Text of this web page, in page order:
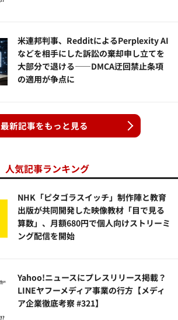
米連邦判事、RedditによるPerplexity AI
などを相手にした訴訟の棄却申し立てを
大部分で退ける——DMCA迂回禁止条項
の適用が争点に
最新記事をもっと見る
人気記事ランキング
NHK「ピタゴラスイッチ」制作陣と教育
出版が共同開発した映像教材「目で見る
算数」、月額680円で個人向けストリーミ
ング配信を開始
Yahoo!ニュースにプレスリリース掲載？
LINEヤフーメディア事業の行方【メディ
ア企業徹底考察 #321】